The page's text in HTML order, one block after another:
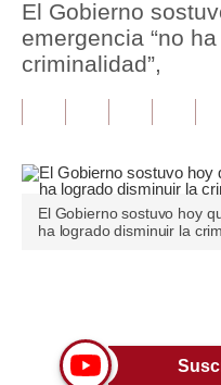
Política
Tu Dinero
Plus G
Opinión
El Gobierno
emergencia “no
criminalidad”,
El Gobierno sostuvo hoy
ha logrado disminuir la